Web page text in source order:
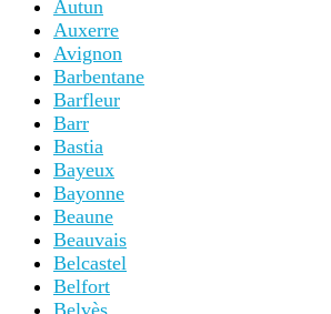
Autun
Auxerre
Avignon
Barbentane
Barfleur
Barr
Bastia
Bayeux
Bayonne
Beaune
Beauvais
Belcastel
Belfort
Belvès